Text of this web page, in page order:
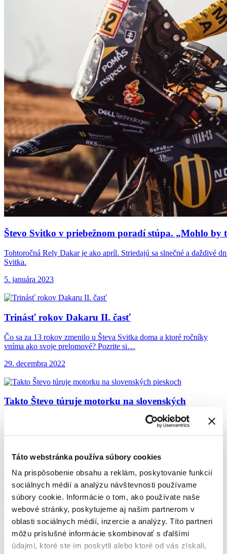
Táto webstránka používa súbory cookies
Na prispôsobenie obsahu a reklám, poskytovanie funkcií
sociálnych médií a analýzu návštevnosti používame
súbory cookie. Informácie o tom, ako používate naše
webové stránky, poskytujeme aj našim partnerom v
oblasti sociálnych médií, inzercie a analýzy. Títo partneri
môžu príslušné informácie skombinovať s ďalšími
údajmi, ktoré ste im poskytli alebo ktoré od vás získali,
Števo Svitko v priebežnom poradí stúpa. „Mohlo by
Tohtoročná Rely Dakar je ako apríl. Striedajú sa slnečné a daždivé
Svitka.
5. januára 2023
Trinásť rokov Dakaru II. časť
Čo sa za 13 rokov zmenilo u Števa Svitka doma a ktoré ročníky
vníma ako svoje prelomové? Pozrite si…
29. decembra 2022
Takto Števo túruje motorku na slovenských
16. decembra 2022
Triumf na AfrikaEco Race
Štefan Svitko v generálke na Dakar nedal súperom šancu.
16. decembra 2022